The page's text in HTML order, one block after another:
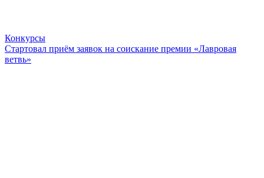
Конкурсы
Стартовал приём заявок на соискание премии «Лавровая
ветвь»